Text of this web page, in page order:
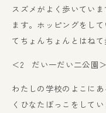
スズメがよく歩いてい
ます。ホッピングをし
てちょんちょんとはねて
＜2 だい一だい二公園＞
わたしの学校のよこに
くひなたぼっこをしてい